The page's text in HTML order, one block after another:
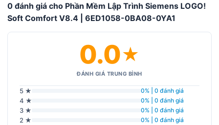
0 đánh giá cho Phần Mềm Lập Trình Siemens LOGO!
Soft Comfort V8.4 | 6ED1058-0BA08-0YA1
0.0★
ĐÁNH GIÁ TRUNG BÌNH
5 ★ 0% | 0 đánh giá
4 ★ 0% | 0 đánh giá
3 ★ 0% | 0 đánh giá
2 ★ 0% | 0 đánh giá